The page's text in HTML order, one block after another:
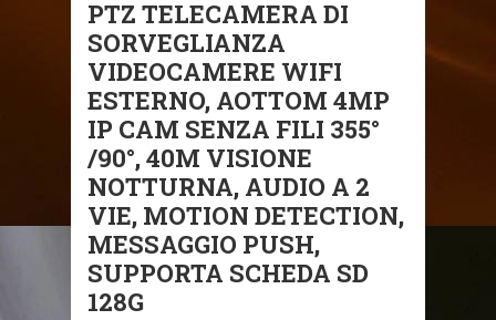
PTZ TELECAMERA DI
SORVEGLIANZA
VIDEOCAMERE WIFI
ESTERNO, AOTTOM 4MP
IP CAM SENZA FILI 355°
/90°, 40M VISIONE
NOTTURNA, AUDIO A 2
VIE, MOTION DETECTION,
MESSAGGIO PUSH,
SUPPORTA SCHEDA SD
128G